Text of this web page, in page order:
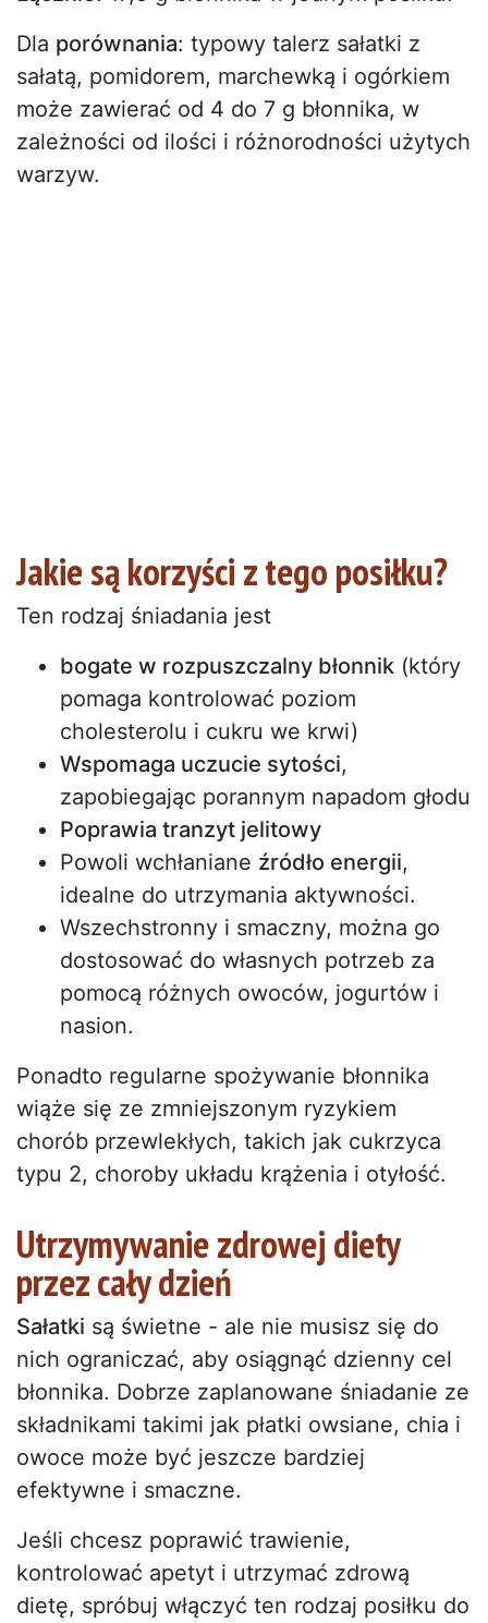
Dla porównania: typowy talerz sałatki z
sałatą, pomidorem, marchewką i ogórkiem
może zawierać od 4 do 7 g błonnika, w
zależności od ilości i różnorodności użytych
warzyw.
Jakie są korzyści z tego posiłku?
Ten rodzaj śniadania jest
bogate w rozpuszczalny błonnik (który
pomaga kontrolować poziom
cholesterolu i cukru we krwi)
Wspomaga uczucie sytości,
zapobiegając porannym napadom głodu
Poprawia tranzyt jelitowy
Powoli wchłaniane źródło energii,
idealne do utrzymania aktywności.
Wszechstronny i smaczny, można go
dostosować do własnych potrzeb za
pomocą różnych owoców, jogurtów i
nasion.
Ponadto regularne spożywanie błonnika
wiąże się ze zmniejszonym ryzykiem
chorób przewlekłych, takich jak cukrzyca
typu 2, choroby układu krążenia i otyłość.
Utrzymywanie zdrowej diety
przez cały dzień
Sałatki są świetne - ale nie musisz się do
nich ograniczać, aby osiągnąć dzienny cel
błonnika. Dobrze zaplanowane śniadanie ze
składnikami takimi jak płatki owsiane, chia i
owoce może być jeszcze bardziej
efektywne i smaczne.
Jeśli chcesz poprawić trawienie,
kontrolować apetyt i utrzymać zdrową
dietę, spróbuj włączyć ten rodzaj posiłku do